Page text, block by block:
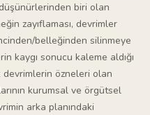
düşünürlerinden biri olan
zayıflaması, devrimler
belleğinden silinmeye
kaygı sonucu kaleme aldığı
özneleri olan
kurumsal ve örgütsel
arka planındaki